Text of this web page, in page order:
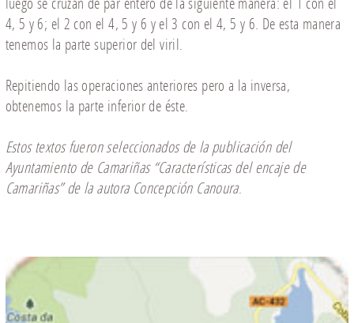
luego se cruzan de par entero de la siguiente manera: el 1 con el
4, 5 y 6; el 2 con el 4, 5 y 6 y el 3 con el 4, 5 y 6. De esta manera
tenemos la parte superior del viril.
Repitiendo las operaciones anteriores pero a la inversa,
obtenemos la parte inferior de éste.
Estos textos fueron seleccionados de la publicación del
Ayuntamiento de Camariñas “Características del encaje de
Camariñas”de la autora Concepción Canoura.